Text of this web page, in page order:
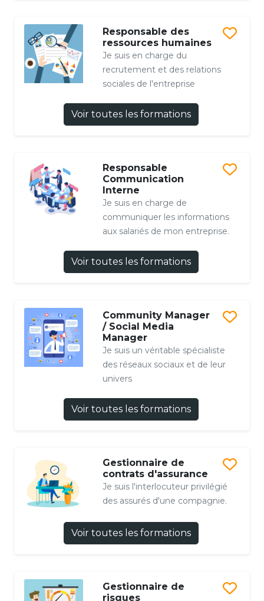
Responsable des
ressources humaines
Je suis en charge du
recrutement et des relations
sociales de l'entreprise
Voir toutes les formations
Responsable
Communication
Interne
Je suis en charge de
communiquer les informations
aux salariés de mon entreprise.
Voir toutes les formations
Community Manager
/ Social Media
Manager
Je suis un véritable spécialiste
des réseaux sociaux et de leur
univers
Voir toutes les formations
Gestionnaire de
contrats d'assurance
Je suis l'interlocuteur privilégié
des assurés d'une compagnie.
Voir toutes les formations
Gestionnaire de
risques